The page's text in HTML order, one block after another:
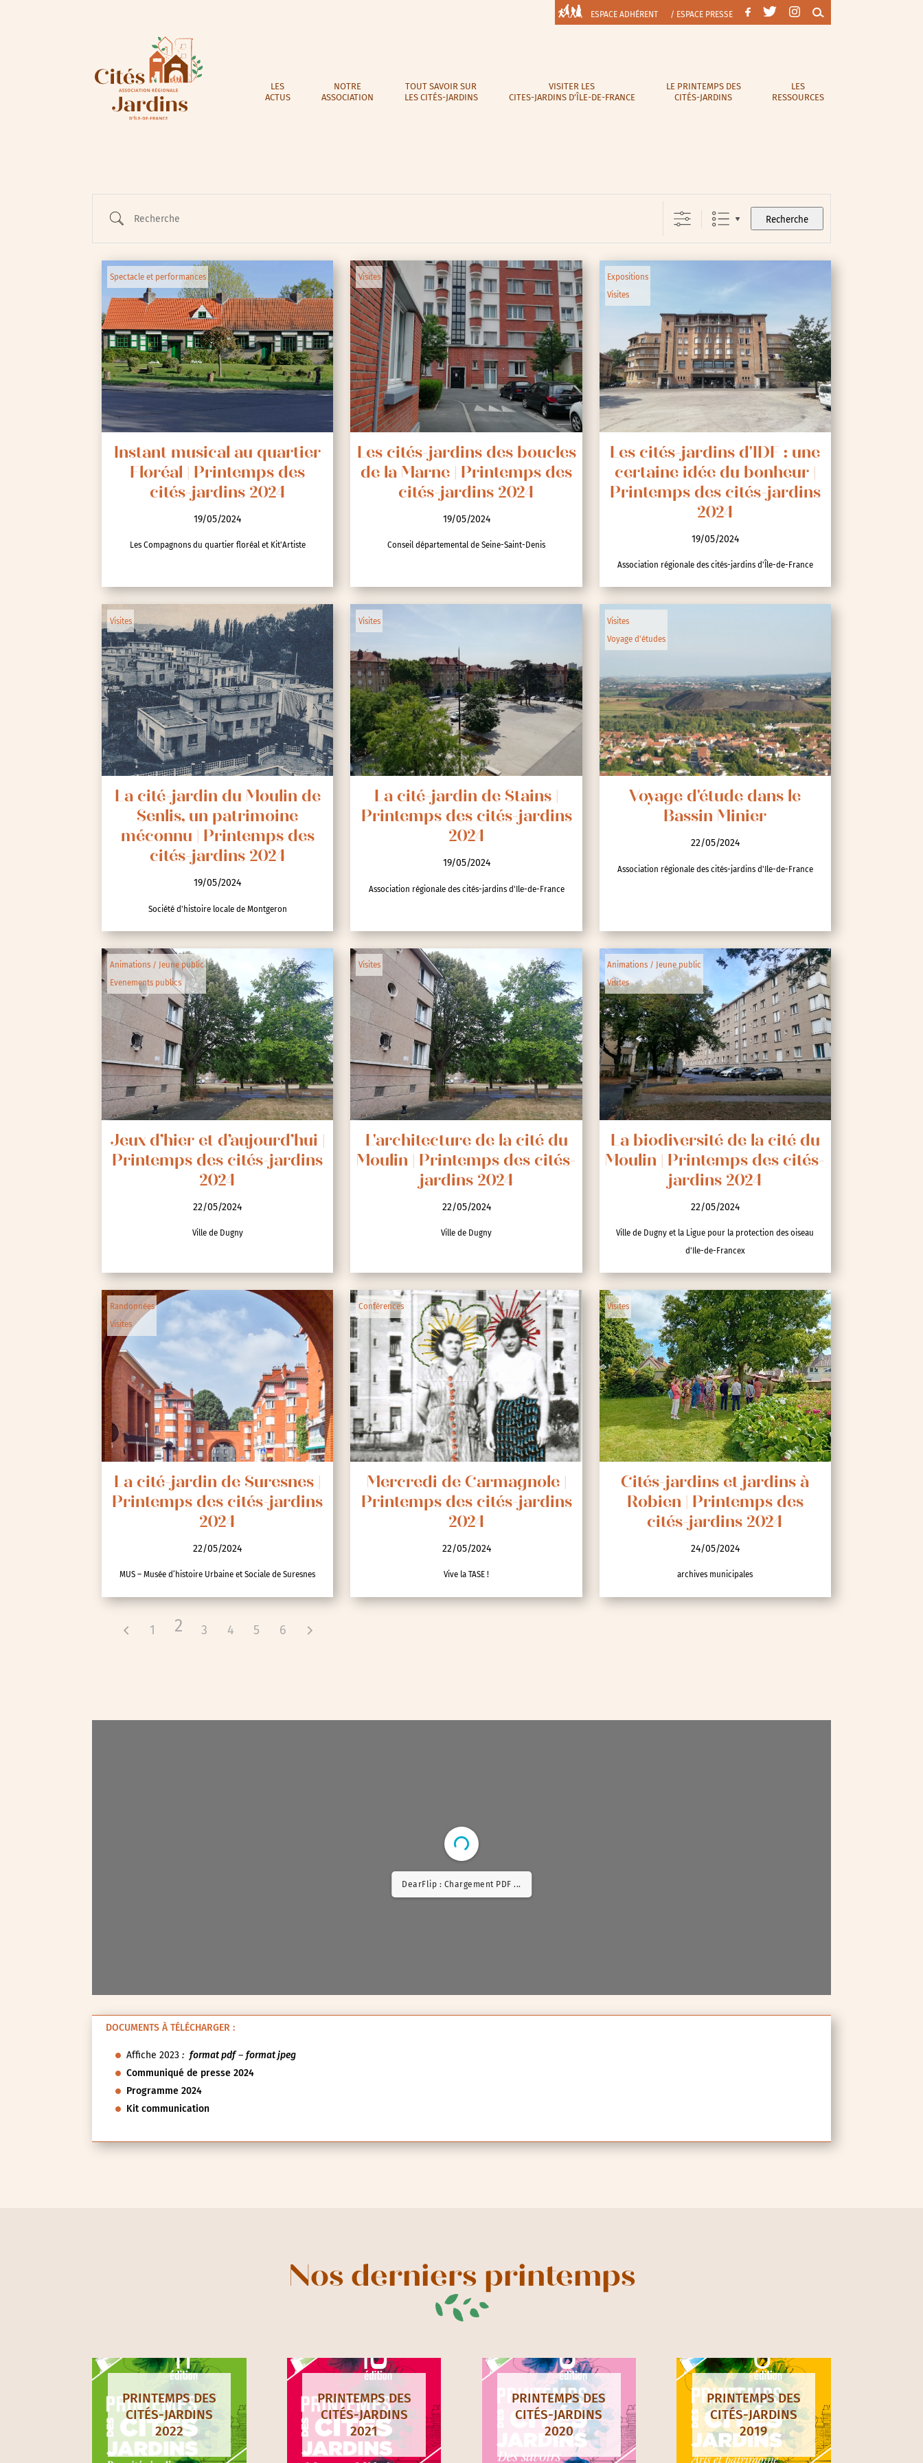
ESPACE ADHÉRENT / ESPACE PRESSE
LES
ACTUS
NOTRE
ASSOCIATION
TOUT SAVOIR SUR
LES CITÉS-JARDINS
VISITER LES
CITES-JARDINS D’ÎLE-DE-FRANCE
LE PRINTEMPS DES
CITÉS-JARDINS
LES
RESSOURCES
Recherche
Animations / Jeune public
Ateliers
Cinéma
Conférences
Cycle de rencontres
Evenements publics
Expositions
Œuvre collective/participative
Parcours en autonomie
Parole aux habitants
Randonnées
Spectacle et performances
Visites
Voyage d'études
Autre
Spectacle et performances
Instant musical au quartier
Floréal | Printemps des
cités-jardins 2024
19/05/2024
Les Compagnons du quartier floréal et Kit'Artiste
Visites
Les cités-jardins des boucles
de la Marne | Printemps des
cités-jardins 2024
19/05/2024
Conseil départemental de Seine-Saint-Denis
Expositions
Visites
Les cités-jardins d'IDF : une
certaine idée du bonheur |
Printemps des cités-jardins
2024
19/05/2024
Association régionale des cités-jardins d'Île-de-France
Visites
La cité-jardin du Moulin de
Senlis, un patrimoine
méconnu | Printemps des
cités-jardins 2024
19/05/2024
Société d'histoire locale de Montgeron
Visites
La cité-jardin de Stains |
Printemps des cités-jardins
2024
19/05/2024
Association régionale des cités-jardins d'Ile-de-France
Visites
Voyage d'études
Voyage d'étude dans le
Bassin Minier
22/05/2024
Association régionale des cités-jardins d'Ile-de-France
Animations / Jeune public
Evenements publics
Jeux d’hier et d’aujourd’hui |
Printemps des cités-jardins
2024
22/05/2024
Ville de Dugny
Visites
L'architecture de la cité du
Moulin | Printemps des cités-
jardins 2024
22/05/2024
Ville de Dugny
Animations / Jeune public
Visites
La biodiversité de la cité du
Moulin | Printemps des cités-
jardins 2024
22/05/2024
Ville de Dugny et la Ligue pour la protection des oiseau
d'Ile-de-Francex
Randonnées
Visites
La cité-jardin de Suresnes |
Printemps des cités-jardins
2024
22/05/2024
MUS – Musée d’histoire Urbaine et Sociale de Suresnes
Conférences
Mercredi de Carmagnole |
Printemps des cités-jardins
2024
22/05/2024
Vive la TASE !
Visites
Cités-jardins et jardins à
Robien | Printemps des
cités-jardins 2024
24/05/2024
archives municipales
1 2 3 4 5 6
DearFlip : Chargement PDF 11% ...
DOCUMENTS À TÉLÉCHARGER :
Affiche 2023 :format pdf–format jpeg
Communiqué de presse 2024
Programme 2024
Kit communication
Nos derniers printemps
PRINTEMPS DES
CITÉS-JARDINS
2022
PRINTEMPS DES
CITÉS-JARDINS
2021
PRINTEMPS DES
CITÉS-JARDINS
2020
PRINTEMPS DES
CITÉS-JARDINS
2019